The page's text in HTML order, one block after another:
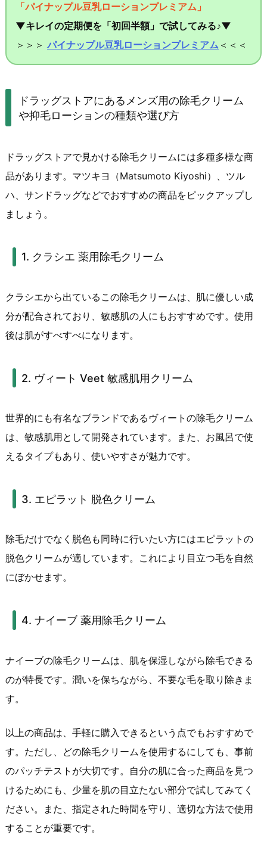
「パイナップル豆乳ローションプレミアム」
▼キレイの定期便を「初回半額」で試してみる♪▼
＞＞＞ パイナップル豆乳ローションプレミアム ＜＜＜
ドラッグストアにあるメンズ用の除毛クリーム
や抑毛ローションの種類や選び方
ドラッグストアで見かける除毛クリームには多種多様な商
品があります。マツキヨ（Matsumoto Kiyoshi）、ツル
ハ、サンドラッグなどでおすすめの商品をピックアップし
ましょう。
1. クラシエ 薬用除毛クリーム
クラシエから出ているこの除毛クリームは、肌に優しい成
分が配合されており、敏感肌の人にもおすすめです。使用
後は肌がすべすべになります。
2. ヴィート Veet 敏感肌用クリーム
世界的にも有名なブランドであるヴィートの除毛クリーム
は、敏感肌用として開発されています。また、お風呂で使
えるタイプもあり、使いやすさが魅力です。
3. エピラット 脱色クリーム
除毛だけでなく脱色も同時に行いたい方にはエピラットの
脱色クリームが適しています。これにより目立つ毛を自然
にぼかせます。
4. ナイーブ 薬用除毛クリーム
ナイーブの除毛クリームは、肌を保湿しながら除毛できる
のが特長です。潤いを保ちながら、不要な毛を取り除きま
す。
以上の商品は、手軽に購入できるという点でもおすすめで
す。ただし、どの除毛クリームを使用するにしても、事前
のパッチテストが大切です。自分の肌に合った商品を見つ
けるためにも、少量を肌の目立たない部分で試してみてく
ださい。また、指定された時間を守り、適切な方法で使用
することが重要です。